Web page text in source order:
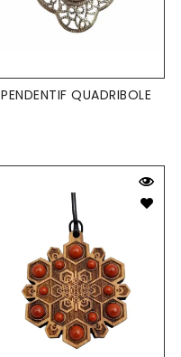
PENDENTIF QUADRIBOLE